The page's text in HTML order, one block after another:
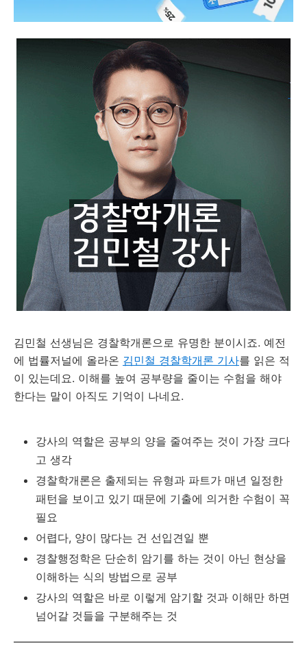
김민철 선생님은 경찰학개론으로 유명한 분이시죠. 예전
에 법률저널에 올라온 김민철 경찰학개론 기사를 읽은 적
이 있는데요. 이해를 높여 공부량을 줄이는 수험을 해야
한다는 말이 아직도 기억이 나네요.
강사의 역할은 공부의 양을 줄여주는 것이 가장 크다
고 생각
경찰학개론은 출제되는 유형과 파트가 매년 일정한
패턴을 보이고 있기 때문에 기출에 의거한 수험이 꼭
필요
어렵다, 양이 많다는 건 선입견일 뿐
경찰행정학은 단순히 암기를 하는 것이 아닌 현상을
이해하는 식의 방법으로 공부
강사의 역할은 바로 이렇게 암기할 것과 이해만 하면
넘어갈 것들을 구분해주는 것